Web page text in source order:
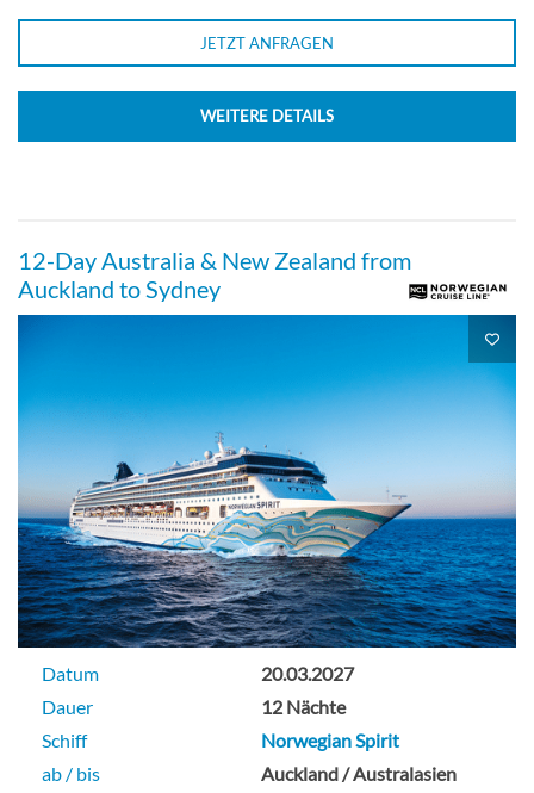
JETZT ANFRAGEN
WEITERE DETAILS
12-Day Australia & New Zealand from
Auckland to Sydney
Datum
20.03.2027
Dauer
12 Nächte
Schiff
Norwegian Spirit
ab / bis
Auckland / Australasien